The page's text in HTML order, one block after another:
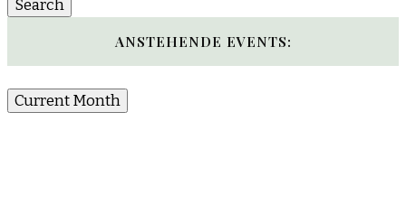
ANSTEHENDE EVENTS:
Current Month